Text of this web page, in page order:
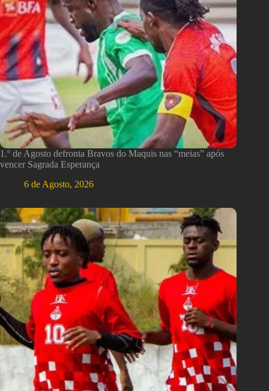
1.º de Agosto defronta Bravos do Maquis nas “meias” após
vencer Sagrada Esperança
6 de Agosto, 2026